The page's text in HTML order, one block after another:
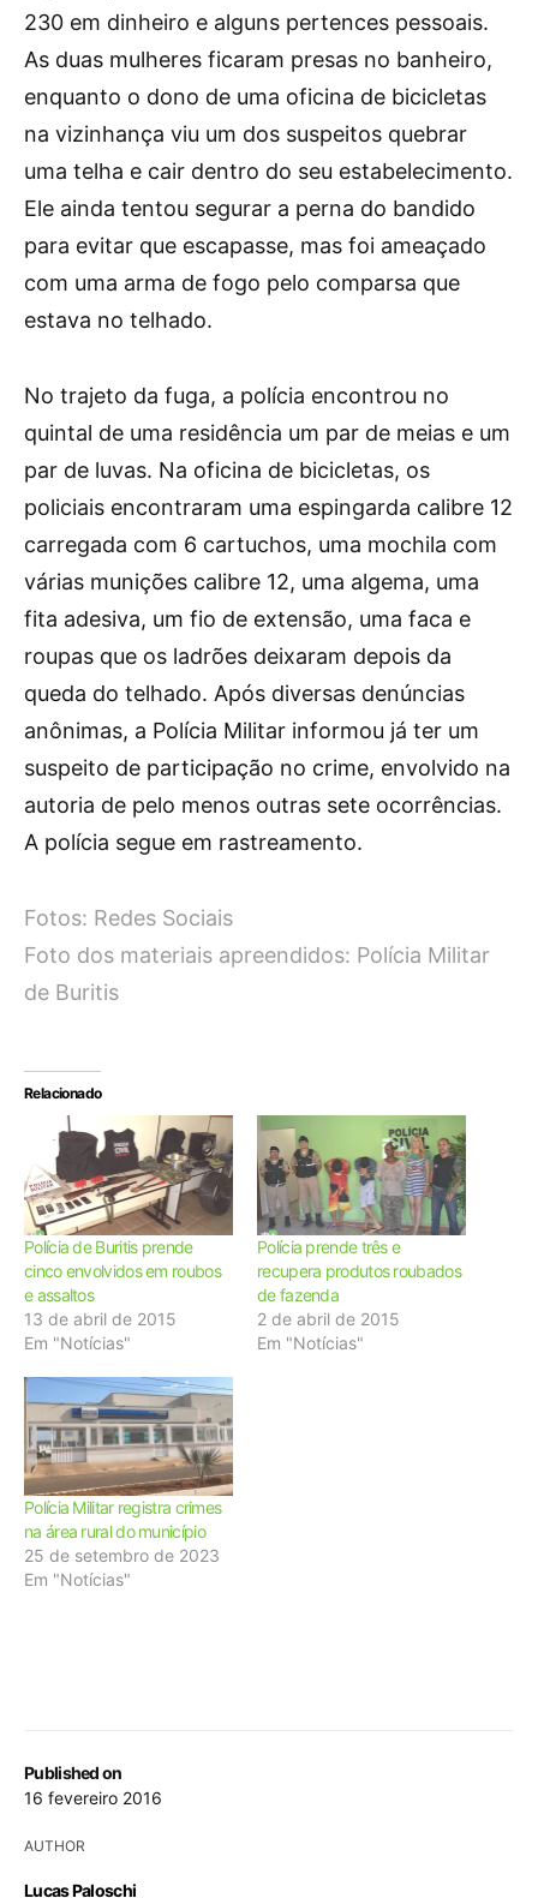
Published on
16 fevereiro 2016
AUTHOR
Lucas Paloschi
230 em dinheiro e alguns pertences pessoais.
As duas mulheres ficaram presas no banheiro,
enquanto o dono de uma oficina de bicicletas
na vizinhança viu um dos suspeitos quebrar
uma telha e cair dentro do seu estabelecimento.
Ele ainda tentou segurar a perna do bandido
para evitar que escapasse, mas foi ameaçado
com uma arma de fogo pelo comparsa que
estava no telhado.
No trajeto da fuga, a polícia encontrou no
quintal de uma residência um par de meias e um
par de luvas. Na oficina de bicicletas, os
policiais encontraram uma espingarda calibre 12
carregada com 6 cartuchos, uma mochila com
várias munições calibre 12, uma algema, uma
fita adesiva, um fio de extensão, uma faca e
roupas que os ladrões deixaram depois da
queda do telhado. Após diversas denúncias
anônimas, a Polícia Militar informou já ter um
suspeito de participação no crime, envolvido na
autoria de pelo menos outras sete ocorrências.
A polícia segue em rastreamento.
Fotos: Redes Sociais
Foto dos materiais apreendidos: Polícia Militar
de Buritis
Relacionado
Polícia de Buritis prende
cinco envolvidos em roubos
e assaltos
13 de abril de 2015
Em "Notícias"
Polícia prende três e
recupera produtos roubados
de fazenda
2 de abril de 2015
Em "Notícias"
Polícia Militar registra crimes
na área rural do município
25 de setembro de 2023
Em "Notícias"